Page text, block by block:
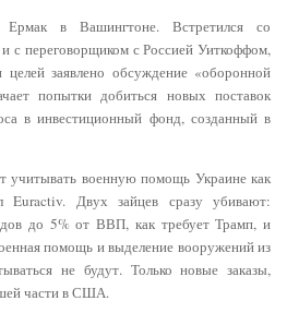
Ермак в Вашингтоне. Встретился со
с переговорщиком с Россией Уиткоффом,
заявлено обсуждение «оборонной
попытки добиться новых поставок
в инвестиционный фонд, созданный в
военную помощь Украине как
Euractiv. Двух зайцев сразу убивают:
до 5% от ВВП, как требует Трамп, и
помощь и выделение вооружений из
не будут. Только новые заказы,
части в США.